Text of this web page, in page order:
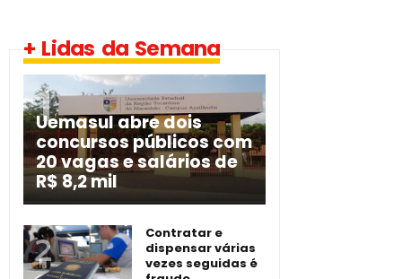
+ Lidas da Semana
Uemasul abre dois
concursos públicos com
20 vagas e salários de
R$ 8,2 mil
Contratar e
dispensar várias
vezes seguidas é